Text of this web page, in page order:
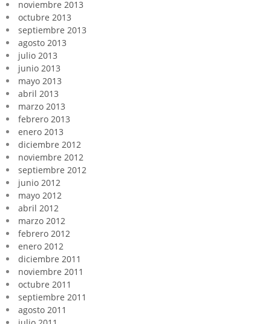
noviembre 2013
octubre 2013
septiembre 2013
agosto 2013
julio 2013
junio 2013
mayo 2013
abril 2013
marzo 2013
febrero 2013
enero 2013
diciembre 2012
noviembre 2012
septiembre 2012
junio 2012
mayo 2012
abril 2012
marzo 2012
febrero 2012
enero 2012
diciembre 2011
noviembre 2011
octubre 2011
septiembre 2011
agosto 2011